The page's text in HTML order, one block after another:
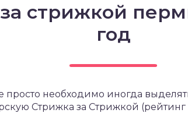
стрижкой
год
просто необходимо иногда
Стрижка за Стрижкой